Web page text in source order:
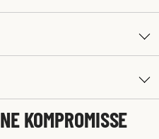
KOMPROMISSE